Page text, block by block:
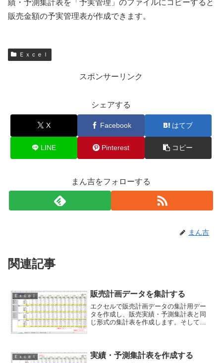
績・予測集計表を「予実管理」のファイルにコピーすると
販売金額の予実管理表が作成できます。
Ｅｘｃｅｌ
スポンサーリンク
シェアする
X Facebook はてブ
LINE Pinterest コピー
まん吉をフォローする
まん吉
関連記事
Ｅｘｃｅｌ 販売計画データを集計する
エクセルで販売計画データの集計用デー
タを作成し、販売実績・予測集計表と同
じ形式の集計表を作成します。そして、
Ｅｘｃｅｌ 実績・予測集計表を作成する